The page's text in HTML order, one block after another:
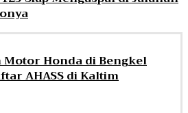
Motor Honda di Bengkel
AHASS di Kaltim